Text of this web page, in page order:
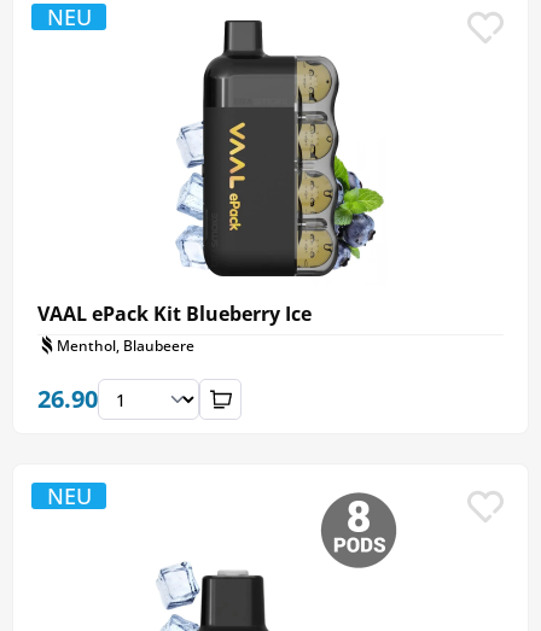
VAAL ePack Kit Blueberry Ice
Menthol, Blaubeere
26.90
NEU
NEU